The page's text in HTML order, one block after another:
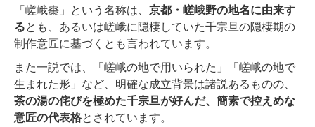
「嵯峨棗」という名称は、 京都・嵯峨野の地名に由来す
るとも、あるいは嵯峨に隠棲していた千宗旦の隠棲期の
制作意匠に基づくとも言われています。
また一説では、「嵯峨の地で用いられた」「嵯峨の地で
生まれた形」など、明確な成立背景は諸説あるものの、
茶の湯の侘びを極めた千宗旦が好んだ、簡素で控えめな
意匠の代表格とされています。